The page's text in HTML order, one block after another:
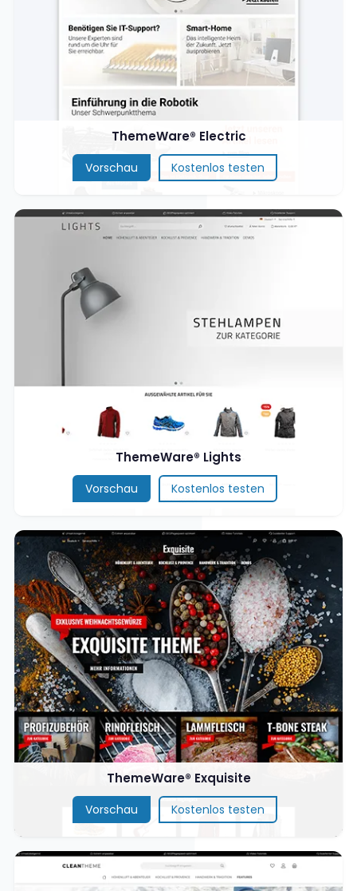
ThemeWare® Electric
Vorschau Kostenlos testen
ThemeWare® Lights
Vorschau Kostenlos testen
ThemeWare® Exquisite
Vorschau Kostenlos testen